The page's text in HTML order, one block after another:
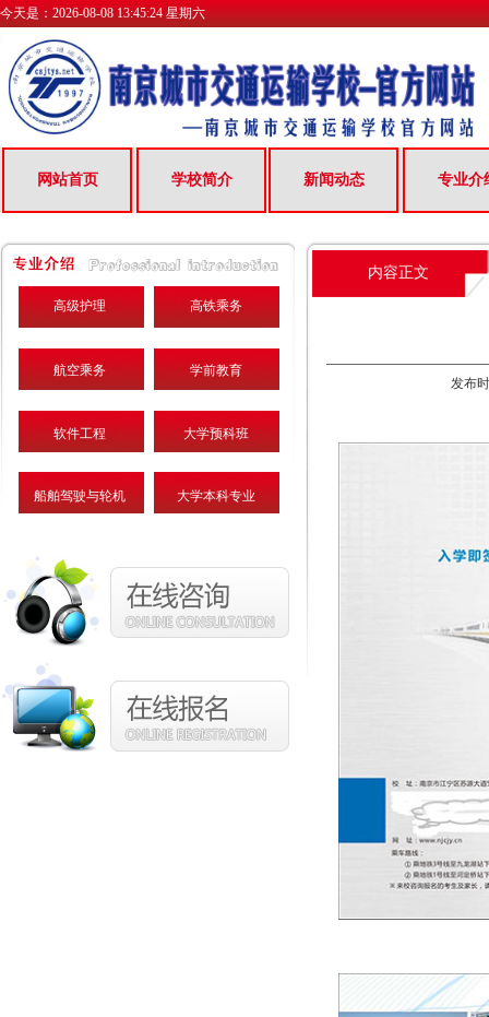
今天是： 2026-08-08 13:45:25 星期六
网站首页 学校简介 新闻动态 专业介
高级护理 高铁乘务
航空乘务 学前教育
软件工程 大学预科班
船舶驾驶与轮机 大学本科专业
内容正文
发布